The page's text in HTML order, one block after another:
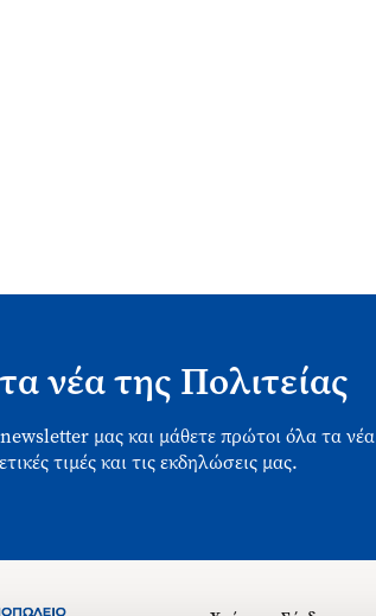
νέα της Πολιτείας
μας και μάθετε πρώτοι όλα τα νέα
τιμές και τις εκδηλώσεις μας.